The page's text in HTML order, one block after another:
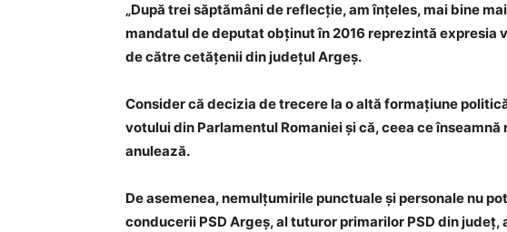
„După trei săptămâni de reflecție, am înțeles, mai bine
mandatul de deputat obținut în 2016 reprezintă expresia
de către cetățenii din județul Argeș.
Consider că decizia de trecere la o altă formațiune
votului din Parlamentul Romaniei și că, ceea ce
anulează.
De asemenea, nemulțumirile punctuale și personale nu
conducerii PSD Argeș, al tuturor primarilor PSD din